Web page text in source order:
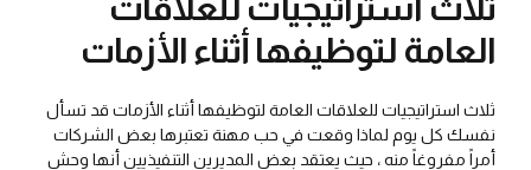
ثلاث استراتيجيات للعلاقات
العامة لتوظيفها أثناء الأزمات
ثلاث استراتيجيات للعلاقات العامة لتوظيفها أثناء الأزمات قد تسأل
نفسك كل يوم لماذا وقعت في حب مهنة تعتبرها بعض الشركات
أمراً مفروغاً منه ، حيث يعتقد بعض المديرين التنفيذيين أنها وحش